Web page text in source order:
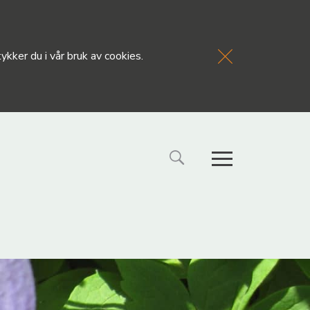
du i vår bruk av cookies.